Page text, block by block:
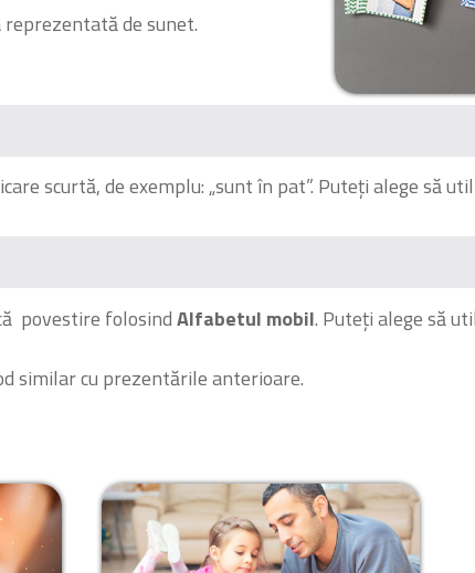
de sunet.
scurtă, de exemplu: „sunt în pat”. Puteți alege să
povestire folosindAlfabetul mobil. Puteți alege să
similar cu prezentările anterioare.